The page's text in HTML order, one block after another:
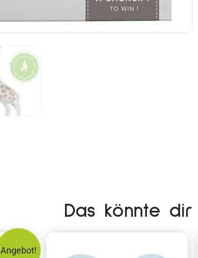
Das könnte
Angebot!